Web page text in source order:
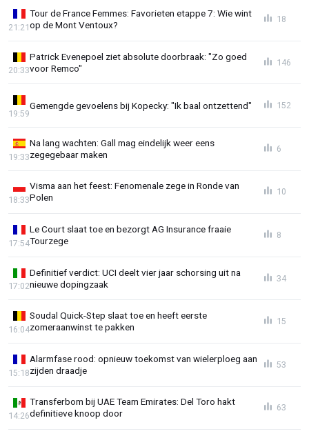
Tour de France Femmes: Favorieten etappe 7: Wie wint
op de Mont Ventoux?
21:21
18
Patrick Evenepoel ziet absolute doorbraak: "Zo goed
voor Remco"
20:33
146
Gemengde gevoelens bij Kopecky: "Ik baal ontzettend"
19:59
152
Na lang wachten: Gall mag eindelijk weer eens
zegegebaar maken
19:33
6
Visma aan het feest: Fenomenale zege in Ronde van
Polen
18:33
10
Le Court slaat toe en bezorgt AG Insurance fraaie
Tourzege
17:54
8
Definitief verdict: UCI deelt vier jaar schorsing uit na
nieuwe dopingzaak
17:02
34
Soudal Quick-Step slaat toe en heeft eerste
zomeraanwinst te pakken
16:04
15
Alarmfase rood: opnieuw toekomst van wielerploeg aan
zijden draadje
15:18
53
Transferbom bij UAE Team Emirates: Del Toro hakt
definitieve knoop door
14:26
63